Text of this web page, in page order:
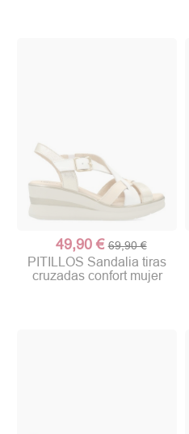
49,90 € 69,90 €
PITILLOS Sandalia tiras
cruzadas confort mujer